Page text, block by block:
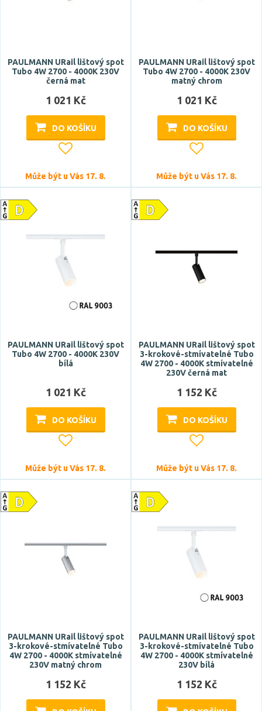
PAULMANN URail lištový spot
Tubo 4W 2700 - 4000K 230V
černá mat
1 021 Kč
DO KOŠÍKU
Může být u Vás 17. 8.
PAULMANN URail lištový spot
Tubo 4W 2700 - 4000K 230V
matný chrom
1 021 Kč
DO KOŠÍKU
Může být u Vás 17. 8.
PAULMANN URail lištový spot
Tubo 4W 2700 - 4000K 230V
bílá
1 021 Kč
DO KOŠÍKU
Může být u Vás 17. 8.
PAULMANN URail lištový spot
3-krokové-stmívatelné Tubo
4W 2700 - 4000K stmívatelné
230V černá mat
1 152 Kč
DO KOŠÍKU
Může být u Vás 17. 8.
PAULMANN URail lištový spot
3-krokové-stmívatelné Tubo
4W 2700 - 4000K stmívatelné
230V matný chrom
1 152 Kč
PAULMANN URail lištový spot
3-krokové-stmívatelné Tubo
4W 2700 - 4000K stmívatelné
230V bílá
1 152 Kč